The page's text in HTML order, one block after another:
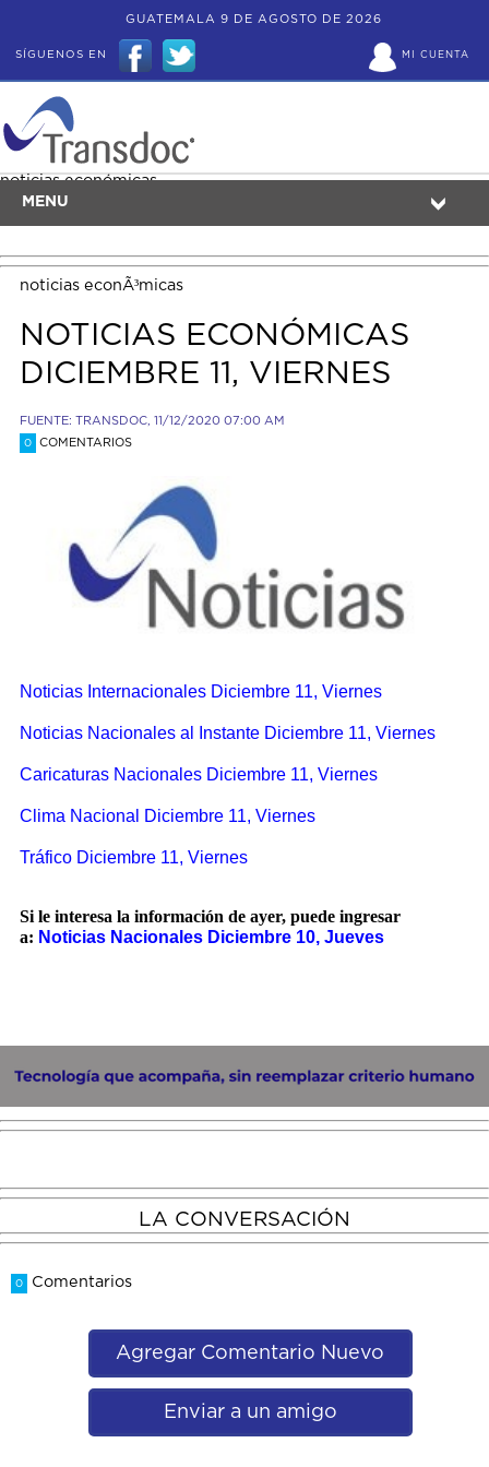
GUATEMALA 9 DE AGOSTO DE 2026
MI CUENTA
SÍGUENOS EN
MENU
noticias económicas
noticias econÃ³micas
NOTICIAS ECONÓMICAS
DICIEMBRE 11, VIERNES
FUENTE: TRANSDOC, 11/12/2020 07:00 AM
0 COMENTARIOS
Noticias Internacionales Diciembre 11, Viernes
Noticias Nacionales al Instante Diciembre 11, Viernes
Caricaturas Nacionales Diciembre 11, Viernes
Clima Nacional Diciembre 11, Viernes
Tráfico Diciembre 11, Viernes
Si le interesa la información de ayer, puede ingresar
a: Noticias Nacionales Diciembre 10, Jueves
LA CONVERSACIÓN
0 Comentarios
Agregar Comentario Nuevo
Enviar a un amigo